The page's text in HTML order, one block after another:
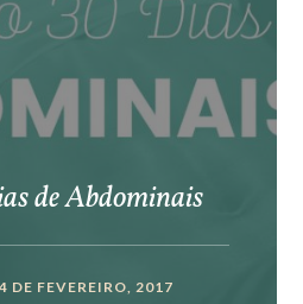
de Abdominais
DE FEVEREIRO, 2017